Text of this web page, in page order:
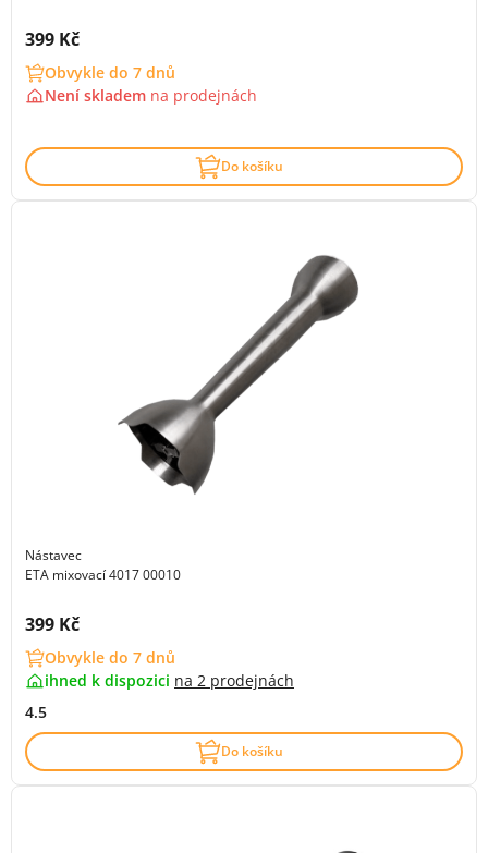
Cena s DPH:
399 Kč
Obvykle do 7 dnů
Není skladem na prodejnách
Do košíku
Nástavec
ETA mixovací 4017 00010
Cena s DPH:
399 Kč
Obvykle do 7 dnů
ihned k dispozici na 2 prodejnách
4.5
Do košíku